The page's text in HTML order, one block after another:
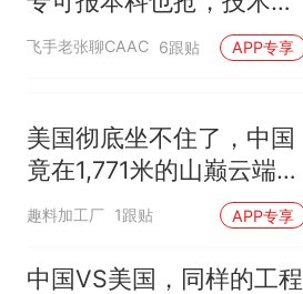
能干掉学历内卷？
飞手老张聊CAAC 6跟贴 APP专享
美国彻底坐不住了，中国
竟在1,771米的山巅云端，
架起超级机场
趣料加工厂 1跟贴 APP专享
中国VS美国，同样的工程